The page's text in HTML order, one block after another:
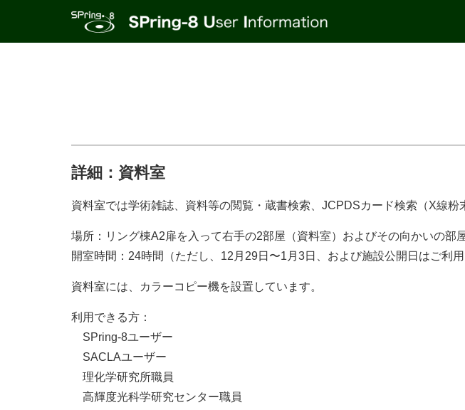
詳細：資料室
資料室では学術雑誌、資料等の閲覧・蔵書検索、JCPDSカード検索（X線
場所：リング棟A2扉を入って右手の2部屋（資料室）およびその向かいの部
開室時間：24時間（ただし、12月29日〜1月3日、および施設公開日はご利用
資料室には、カラーコピー機を設置しています。
利用できる方：
SPring-8ユーザー
SACLAユーザー
理化学研究所職員
高輝度光科学研究センター職員